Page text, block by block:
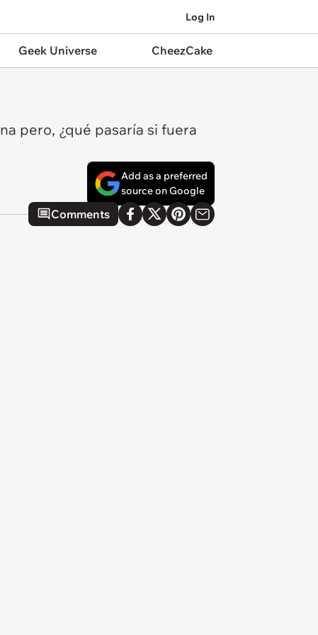
Log In
Geek Universe CheezCake
pero, ¿qué pasaría si fuera
Add as a preferred
source on Google
Comments